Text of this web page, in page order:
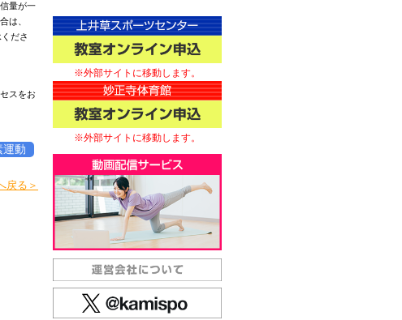
量が一
は、
ださ
スをお
運動
戻る＞
※外部サイトに移動します。
※外部サイトに移動します。